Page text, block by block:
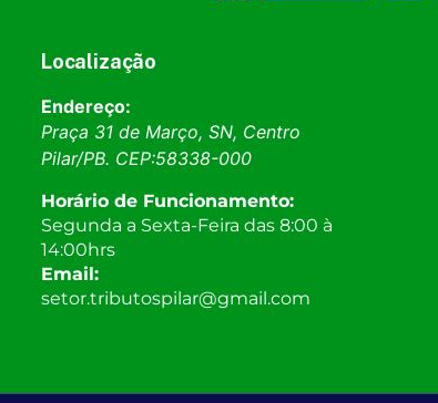
Localização
Endereço:
Praça 31 de Março, SN, Centro
Pilar/PB. CEP:58338-000
Horário de Funcionamento:
Segunda a Sexta-Feira das 8:00 à
14:00hrs
Email:
setor.tributospilar@gmail.com